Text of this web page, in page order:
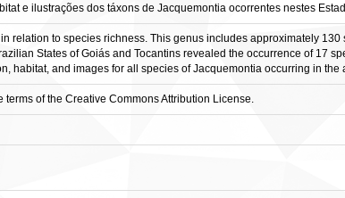
e ilustrações dos táxons de Jacquemontia ocorrentes nestes
relation to species richness. This genus includes approximately
States of Goiás and Tocantins revealed the occurrence of 17
habitat, and images for all species of Jacquemontia occurring in the
of the Creative Commons Attribution License.